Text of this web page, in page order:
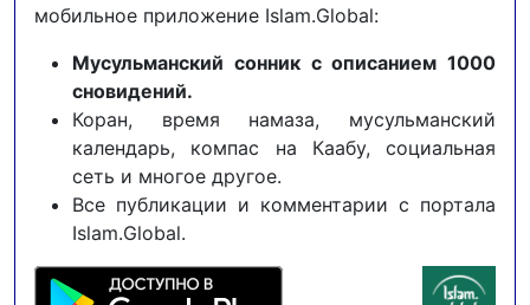
мобильное приложение Islam.Global:
Мусульманский сонник с описанием 1000
сновидений.
Коран, время намаза, мусульманский
календарь, компас на Каабу, социальная
сеть и многое другое.
Все публикации и комментарии с портала
Islam.Global.